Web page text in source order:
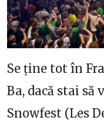
Se ține tot în
Ba, dacă stai
Snowfest (Les